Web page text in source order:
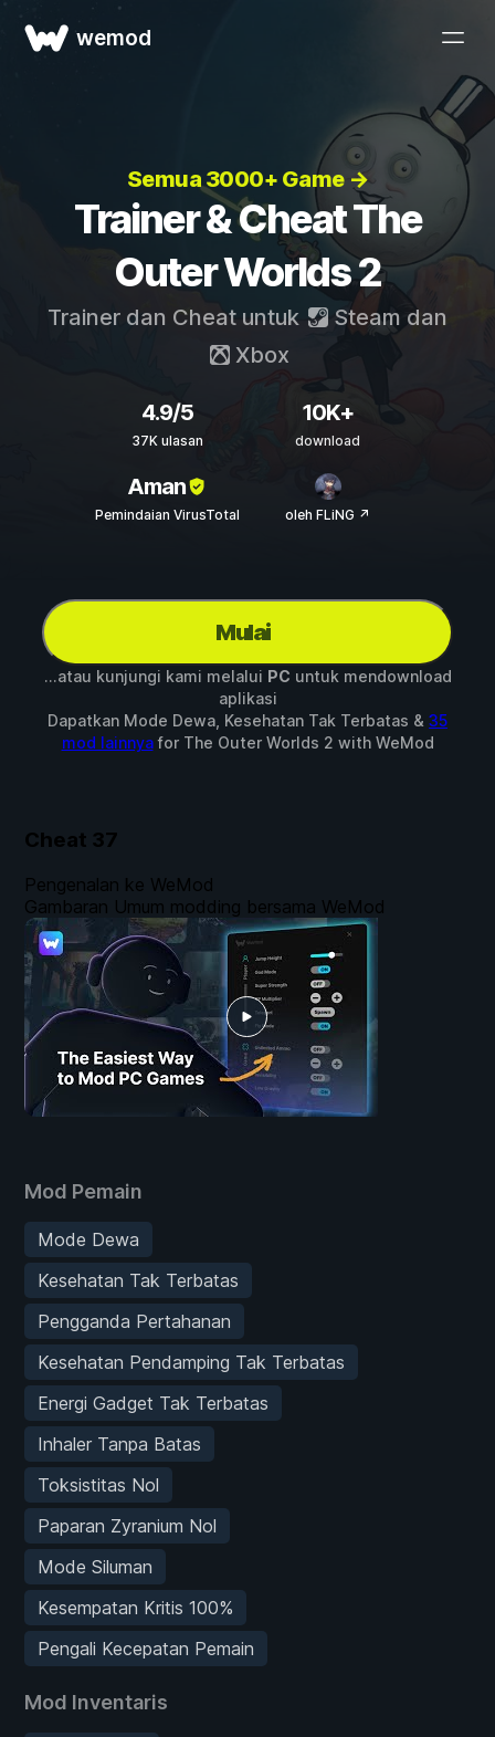
wemod
Semua 3000+ Game →
Trainer & Cheat The
Outer Worlds 2
Trainer dan Cheat untuk Steam dan
Xbox
4.9/5
37K ulasan
10K+
download
Aman
Pemindaian VirusTotal oleh FLiNG ↗
Mulai
...atau kunjungi kami melalui PC untuk mendownload
aplikasi
Dapatkan Mode Dewa, Kesehatan Tak Terbatas & 35
mod lainnyafor The Outer Worlds 2 with WeMod
Cheat 37
Mod Pemain
Mode Dewa
Kesehatan Tak Terbatas
Pengganda Pertahanan
Kesehatan Pendamping Tak Terbatas
Energi Gadget Tak Terbatas
Inhaler Tanpa Batas
Toksistitas Nol
Paparan Zyranium Nol
Mode Siluman
Kesempatan Kritis 100%
Pengali Kecepatan Pemain
Mod Inventaris
Pengenalan ke WeMod
Gambaran Umum modding bersama WeMod